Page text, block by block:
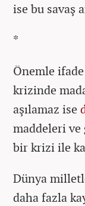
ise bu savaş
*
Önemle
krizinde
aşılamaz ise
maddeleri ve
bir krizi ile
Dünya
daha fazla